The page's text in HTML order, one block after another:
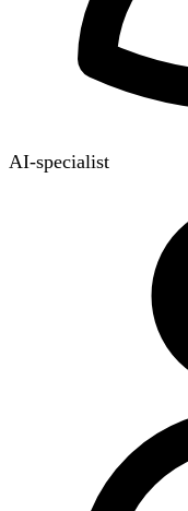
AI-specialist